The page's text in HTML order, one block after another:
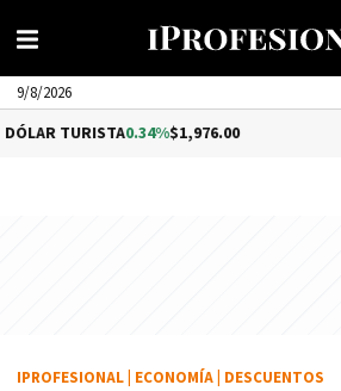
9/8/2026
0.34%$1,976.00
IPROFESIONAL ECONOMÍA DESCUENTOS